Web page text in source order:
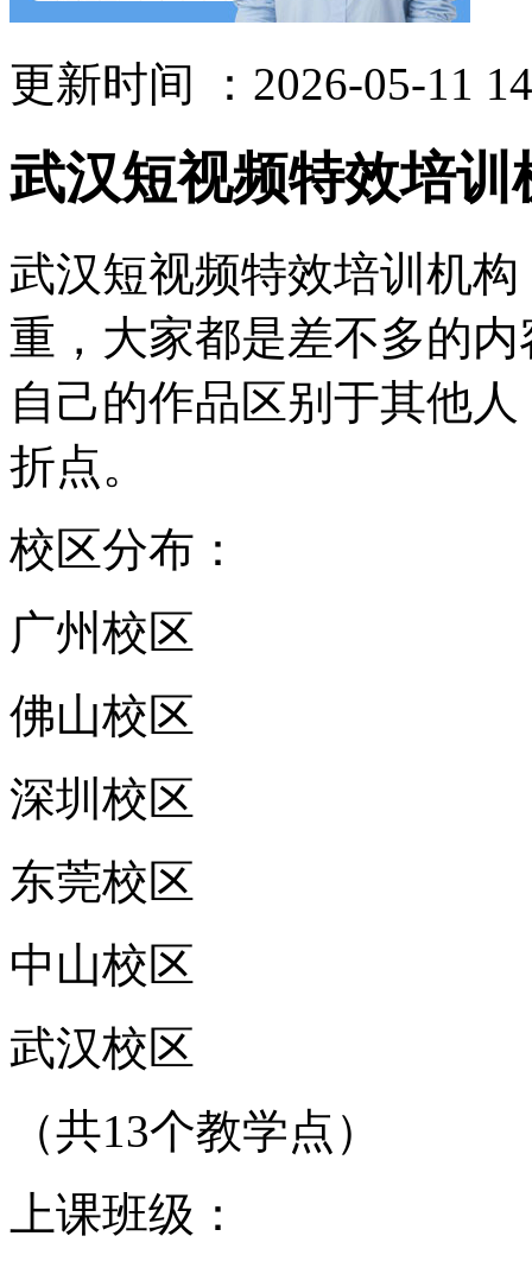
更新时间 ：2026-05-11
武汉短视频特效培训
武汉短视频特效培训机
重，大家都是差不多的
自己的作品区别于其他
折点。
校区分布：
广州校区
佛山校区
深圳校区
东莞校区
中山校区
武汉校区
（共13个教学点）
上课班级：